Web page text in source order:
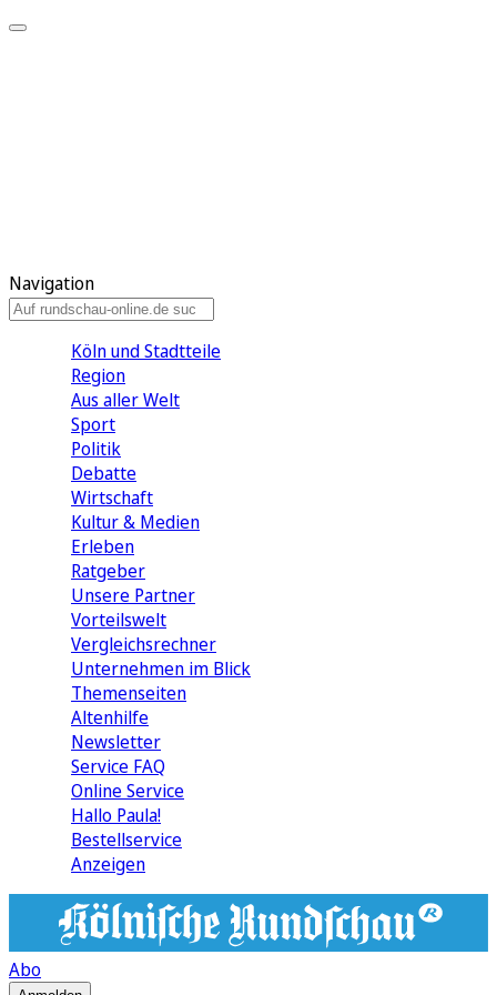
Navigation
Köln und Stadtteile
Region
Aus aller Welt
Sport
Politik
Debatte
Wirtschaft
Kultur & Medien
Erleben
Ratgeber
Unsere Partner
Vorteilswelt
Vergleichsrechner
Unternehmen im Blick
Themenseiten
Altenhilfe
Newsletter
Service FAQ
Online Service
Hallo Paula!
Bestellservice
Anzeigen
Abo